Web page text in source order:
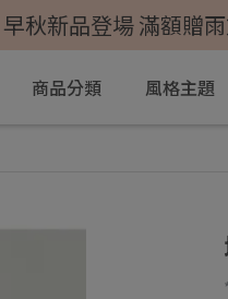
早秋新品登場 滿額贈
商品分類 風格主題